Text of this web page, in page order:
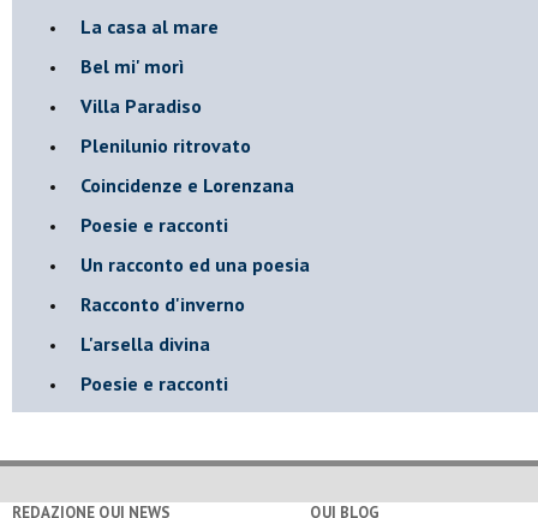
La casa al mare
Bel mi' morì
Villa Paradiso
Plenilunio ritrovato
Coincidenze e Lorenzana
Poesie e racconti
Un racconto ed una poesia
Racconto d'inverno
​L'arsella divina
Poesie e racconti
REDAZIONE QUI NEWS QUI BLOG